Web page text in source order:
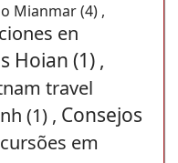
Mianmar (4) ,
en
Hoian (1) ,
travel
(1) , Consejos
em